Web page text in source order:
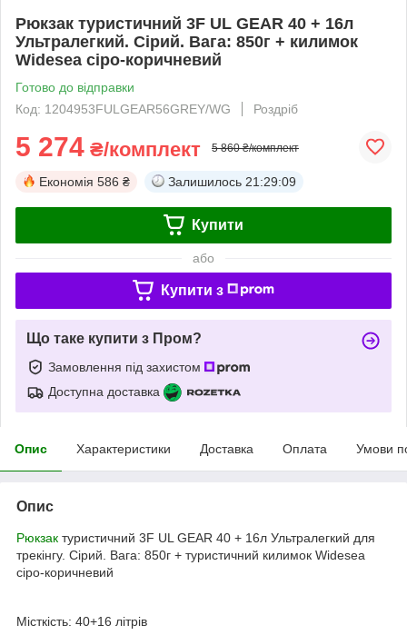
Рюкзак туристичний 3F UL GEAR 40 + 16л
Ультралегкий. Сірий. Вага: 850г + килимок
Widesea сіро-коричневий
Готово до відправки
Код: 1204953FULGEAR56GREY/WG
Роздріб
5 274 ₴/комплект 5 860 ₴/комплект
Економія 586 ₴ Залишилось 21:29:09
Купити
або
Купити з
Що таке купити з Пром?
Замовлення під захистом
Доступна доставка
Опис Характеристики Доставка Оплата Умови
Опис
Рюкзак туристичний 3F UL GEAR 40 + 16л Ультралегкий для
трекінгу. Сірий. Вага: 850г + туристичний килимок Widesea
сіро-коричневий
Місткість: 40+16 літрів